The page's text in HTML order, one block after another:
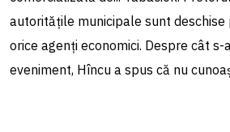
autoritățile municipale sunt
orice agenți economici. Despre cât
eveniment, Hîncu a spus că nu